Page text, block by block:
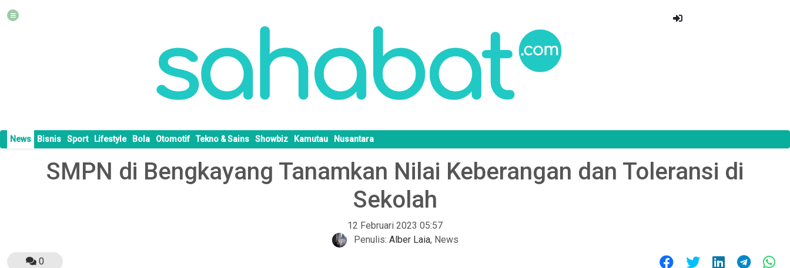
News Bisnis Sport Lifestyle Bola Otomotif Tekno & Sains Showbiz Kamutau Nusantara
SMPN di Bengkayang Tanamkan Nilai Keberangan dan Toleransi di
Sekolah
12 Februari 2023 05:57
Penulis: Alber Laia, News
0